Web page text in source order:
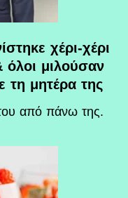
χέρι-χέρι
όλοι μιλούσαν
τη μητέρα της
από πάνω της.